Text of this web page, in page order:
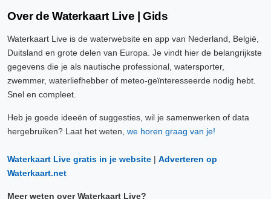
Over de Waterkaart Live | Gids
Waterkaart Live is de waterwebsite en app van Nederland, België,
Duitsland en grote delen van Europa. Je vindt hier de belangrijkste
gegevens die je als nautische professional, watersporter,
zwemmer, waterliefhebber of meteo-geïnteresseerde nodig hebt.
Snel en compleet.
Heb je goede ideeën of suggesties, wil je samenwerken of data
hergebruiken? Laat het weten, we horen graag van je!
Waterkaart Live gratis in je website | Adverteren op
Waterkaart.net
Meer weten over Waterkaart Live?